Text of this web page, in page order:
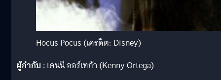
Hocus Pocus (เครดิต: Disney)
ผู้กำกับ :เคนนี ออร์เทก้า (Kenny Ortega)